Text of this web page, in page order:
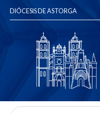
DIÓCESIS DE ASTORGA